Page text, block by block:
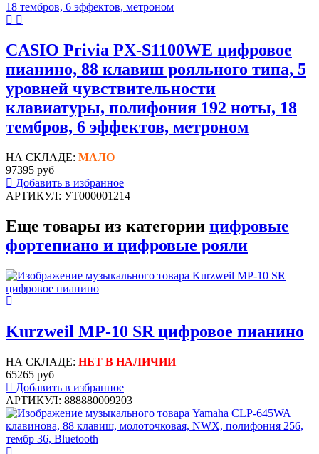
CASIO Privia PX-S1100WE цифровое
пианино, 88 клавиш рояльного типа, 5
уровней чувствительности
клавиатуры, полифония 192 ноты, 18
тембров, 6 эффектов, метроном
НА СКЛАДЕ: МАЛО
97395 руб
Добавить в избранное
АРТИКУЛ: УТ000001214
Еще товары из категории цифровые
фортепиано и цифровые рояли
Kurzweil MP-10 SR цифровое пианино
НА СКЛАДЕ: НЕТ В НАЛИЧИИ
65265 руб
Добавить в избранное
АРТИКУЛ: 888880009203